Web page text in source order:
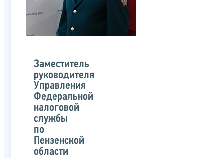
Заместитель
руководителя
Управления
Федеральной
налоговой
службы
по
Пензенской
области